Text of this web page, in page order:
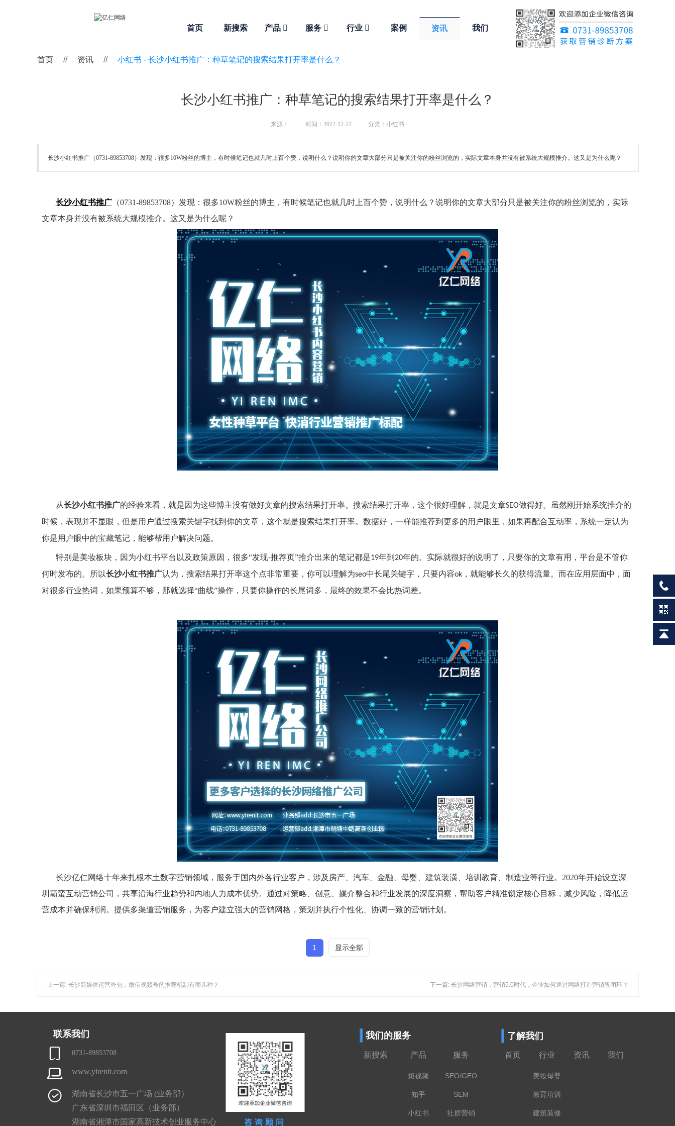
首页 新搜索 产品 服务 行业 案例 资讯 我们
长沙小红书推广：种草笔记的搜索结果打开率是什么？
来源： 时间：2022-12-22 分类：小红书
长沙小红书推广（0731-89853708）发现：很多10W粉丝的博主，有时候笔记也就几时上百个赞，说明什么？说明你的文章大部分只是被关注你的粉丝浏览的，实际文章本身并没有被系统大规模推介。这又是为什么呢？
长沙小红书推广（0731-89853708）发现：很多10W粉丝的博主，有时候笔记也就几时上百个赞，说明什么？说明你的文章大部分只是被关注你的粉丝浏览的，实际
文章本身并没有被系统大规模推介。这又是为什么呢？
从长沙小红书推广的经验来看，就是因为这些博主没有做好文章的搜索结果打开率。搜索结果打开率，这个很好理解，就是文章SEO做得好。虽然刚开始系统推介的
时候，表现并不显眼，但是用户通过搜索关键字找到你的文章，这个就是搜索结果打开率。数据好，一样能推荐到更多的用户眼里，如果再配合互动率，系统一定认为
你是用户眼中的宝藏笔记，能够帮用户解决问题。
特别是美妆板块，因为小红书平台以及政策原因，很多“发现-推荐页”推介出来的笔记都是19年到 20年的。实际就很好的说明了，只要你的文章有用，平台是不管你
何时发布的。所以长沙小红书推广认为，搜索结果打开率这个点非常重要，你可以理解为seo中长尾关键字，只要内容ok，就能够长久的获得流量。而在应用层面中，面
对很多行业热词，如果预算不够，那就选择“曲线”操作，只要你操作的长尾词多，最终的效果不会比热词差。
长沙亿仁网络十年来扎根本土数字营销领域，服务于国内外各行业客户，涉及房产、汽车、金融、母婴、建筑装潢、培训教育、制造业等行业。2020年开始设立深
圳霸蛮互动营销公司，共享沿海行业趋势和内地人力成本优势。通过对策略、创意、媒介整合和行业发展的深度洞察，帮助客户精准锁定核心目标，减少风险，降低运
营成本并确保利润。提供多渠道营销服务，为客户建立强大的营销网格，策划并执行个性化、协调一致的营销计划。
1 显示全部
上一篇: 长沙新媒体运营外包：微信视频号的推荐机制有哪几种？ 下一篇: 长沙网络营销：营销5.0时代，企业如何通过网络打造营销段闭环？
首页 // 资讯 // 小红书 - 长沙小红书推广：种草笔记的搜索结果打开率是什么？
联系我们
新搜索 产品
短视频
知乎
小红书
服务
SEO/GEO
SEM
社群营销
我们的服务 了解我们
首页 行业
美妆母婴
教育培训
建筑装修
资讯 我们
0731-89853708
www.yirenit.com
湖南省长沙市五一广场 (业务部）
广东省深圳市福田区（业务部）
湖南省湘潭市国家高新技术创业服务中心
咨询顾问